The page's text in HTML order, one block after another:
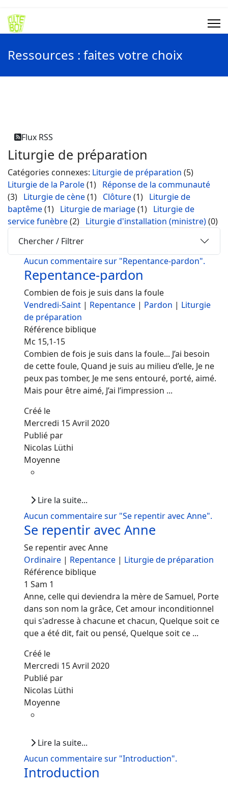
Ressources : faites votre choix
Flux RSS
Liturgie de préparation
Catégories connexes: Liturgie de préparation (5)
Liturgie de la Parole(1) Réponse de la communauté
(3) Liturgie de cène(1) Clôture(1) Liturgie de
baptême(1) Liturgie de mariage(1) Liturgie de
service funèbre(2) Liturgie d'installation (ministre)(0)
Chercher / Filtrer
Aucun commentaire sur "Repentance-pardon".
Repentance-pardon
Combien de fois je suis dans la foule
Vendredi-Saint | Repentance | Pardon | Liturgie
de préparation
Référence biblique
Mc 15,1-15
Combien de fois je suis dans la foule... J’ai besoin
de cette foule, Quand je suis au milieu d’elle, Je ne
peux pas tomber, Je me sens entouré, porté, aimé.
Mais pour être aimé, J’ai l’impression ...
Créé le
Mercredi 15 Avril 2020
Publié par
Nicolas Lüthi
Moyenne
Lire la suite...
Aucun commentaire sur "Se repentir avec Anne".
Se repentir avec Anne
Se repentir avec Anne
Ordinaire | Repentance | Liturgie de préparation
Référence biblique
1 Sam 1
Anne, celle qui deviendra la mère de Samuel, Porte
dans son nom la grâce, Cet amour inconditionnel
qui s'adresse à chacune et chacun, Quelque soit ce
que a été dit, fait ou pensé, Quelque soit ce ...
Créé le
Mercredi 15 Avril 2020
Publié par
Nicolas Lüthi
Moyenne
Lire la suite...
Aucun commentaire sur "Introduction".
Introduction